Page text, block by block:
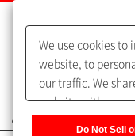
よくあるご質
We use cookies to
website, to
our traffic. We
website with our
Do Not Sell